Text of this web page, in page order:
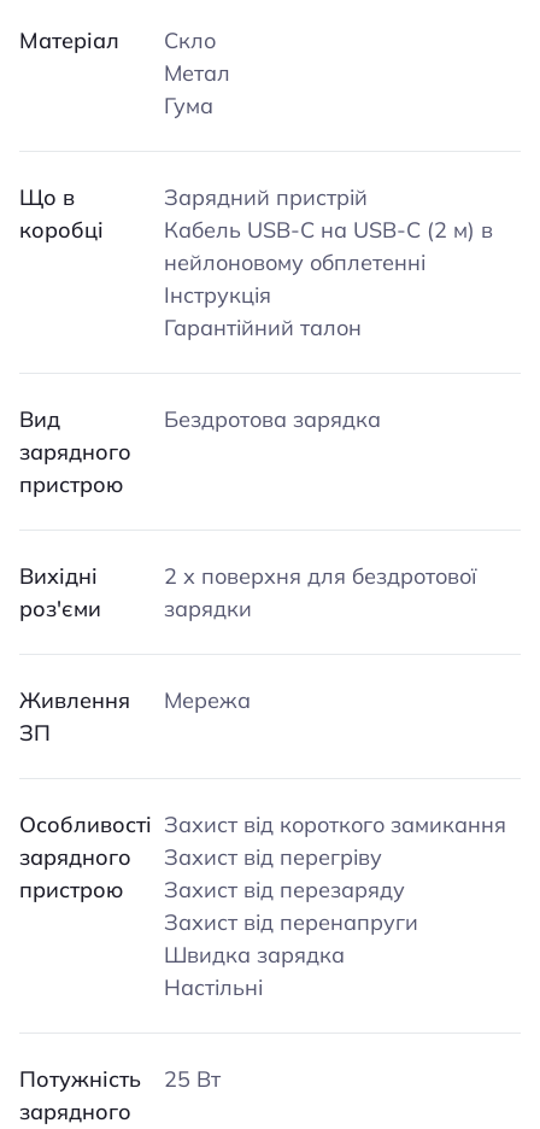
Матеріал
Скло
Метал
Гума
Що в
коробці
Зарядний пристрій
Кабель USB-C на USB-C (2 м) в
нейлоновому обплетенні
Інструкція
Гарантійний талон
Вид
зарядного
пристрою
Бездротова зарядка
Вихідні
роз'єми
2 х поверхня для бездротової
зарядки
Живлення
ЗП
Мережа
Особливості
зарядного
пристрою
Захист від короткого замикання
Захист від перегріву
Захист від перезаряду
Захист від перенапруги
Швидка зарядка
Настільні
Потужність
зарядного
25 Вт